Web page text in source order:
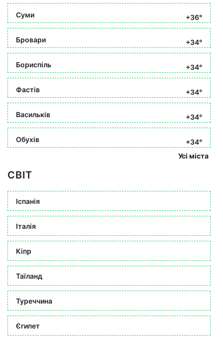
Суми +36°
Бровари +34°
Бориспіль +34°
Фастів +34°
Васильків +34°
Обухів
+34°
Усі міста
СВІТ
Іспанія
Італія
Кіпр
Таїланд
Туреччина
Єгипет